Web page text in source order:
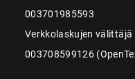
003701985593
Verkkolaskujen välittäjä
003708599126